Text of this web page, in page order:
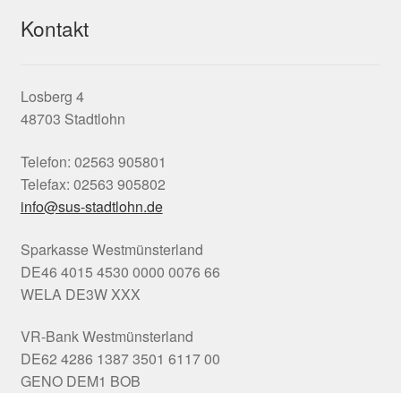
Kontakt
Losberg 4
48703 Stadtlohn
Telefon: 02563 905801
Telefax: 02563 905802
info@sus-stadtlohn.de
Sparkasse Westmünsterland
DE46 4015 4530 0000 0076 66
WELA DE3W XXX
VR-Bank Westmünsterland
DE62 4286 1387 3501 6117 00
GENO DEM1 BOB